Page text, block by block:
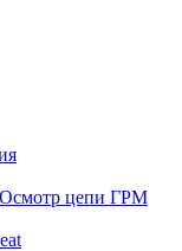
Осмотр цепи ГРМ